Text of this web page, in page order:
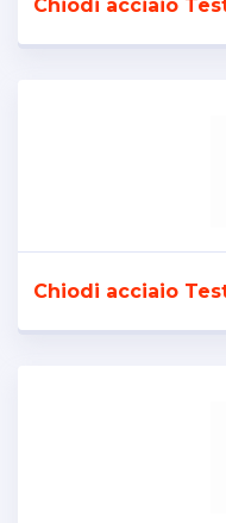
Chiodi acciaio
Chiodi acciaio